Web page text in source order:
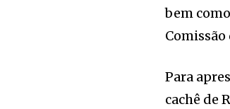
bem
Para
cachê de